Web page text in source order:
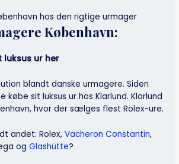
København:
luksus ur her
blandt danske urmagere. Siden
købe sit luksus ur hos Klarlund. Klarlund
hvor der sælges flest Rolex-ure.
andet: Rolex,Vacheron Constantin,
ogGlashütte?